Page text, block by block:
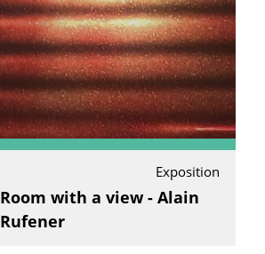
Exposition
Room with a view - Alain
Rufener